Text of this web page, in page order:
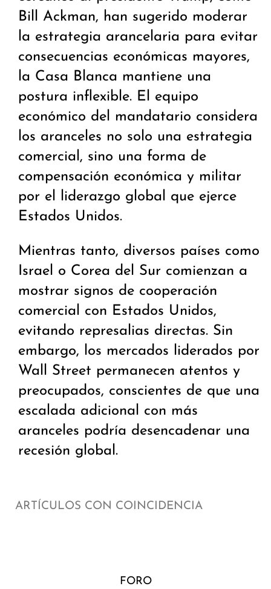
Bill Ackman, han sugerido moderar
la estrategia arancelaria para evitar
consecuencias económicas mayores,
la Casa Blanca mantiene una
postura inflexible. El equipo
económico del mandatario considera
los aranceles no solo una estrategia
comercial, sino una forma de
compensación económica y militar
por el liderazgo global que ejerce
Estados Unidos.
Mientras tanto, diversos países como
Israel o Corea del Sur comienzan a
mostrar signos de cooperación
comercial con Estados Unidos,
evitando represalias directas. Sin
embargo, los mercados liderados por
Wall Street permanecen atentos y
preocupados, conscientes de que una
escalada adicional con más
aranceles podría desencadenar una
recesión global.
ARTÍCULOS CON COINCIDENCIA
FORO